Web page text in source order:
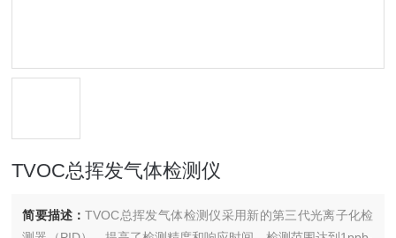
TVOC总挥发气体检测仪
简要描述：TVOC总挥发气体检测仪采用新的第三代光离子化检